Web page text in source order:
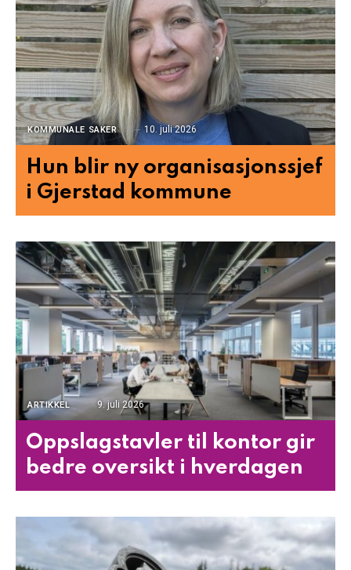
KOMMUNALE SAKER 10. juli 2026
Hun blir ny organisasjonssjef
i Gjerstad kommune
ARTIKKEL 9. juli 2026
Oppslagstavler til kontor gir
bedre oversikt i hverdagen